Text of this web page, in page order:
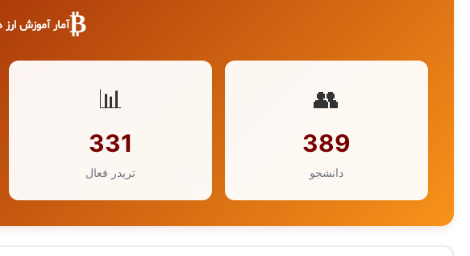
₿آمار آموزش
👥
389
دانشجو
📊
331
تریدر فعال